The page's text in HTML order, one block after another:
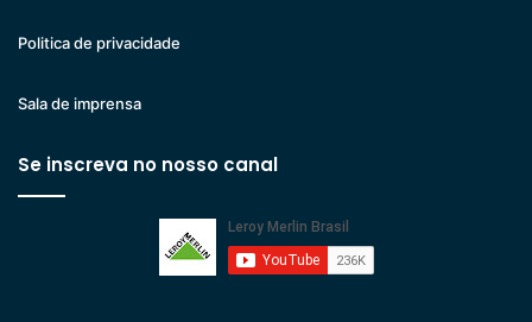
Politica de privacidade
Sala de imprensa
Se inscreva no nosso canal